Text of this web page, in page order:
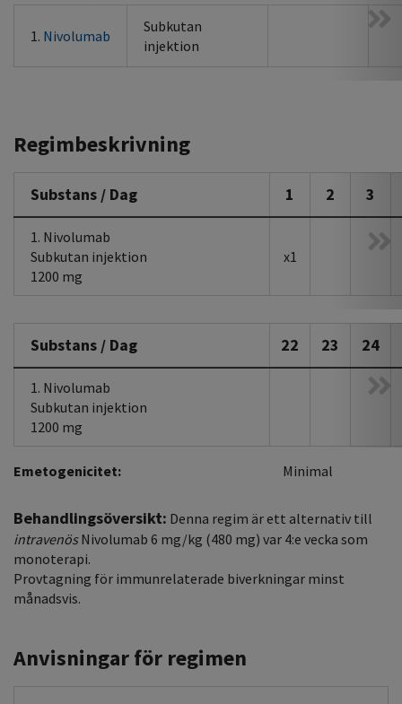
1. Nivolumab
Subkutan
injektion
Regimbeskrivning
Substans / Dag 1 2 3
1. Nivolumab
Subkutan injektion
1200 mg
x1
Substans / Dag 22 23 24
1. Nivolumab
Subkutan injektion
1200 mg
Emetogenicitet: Minimal
Behandlingsöversikt: Denna regim är ett alternativ till
intravenösNivolumab 6 mg/kg (480 mg) var 4:e vecka som
monoterapi.
Provtagning för immunrelaterade biverkningar minst
månadsvis.
Anvisningar för regimen